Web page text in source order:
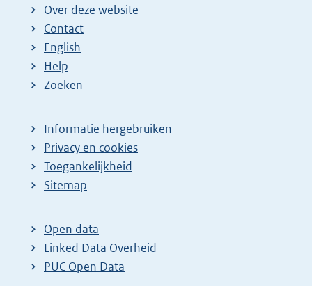
Over deze website
Contact
English
Help
Zoeken
Informatie hergebruiken
Privacy en cookies
Toegankelijkheid
Sitemap
Open data
Linked Data Overheid
PUC Open Data